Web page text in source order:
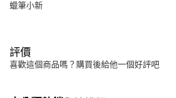
蠟筆小新
評價
喜歡這個商品嗎？購買後給他一個好評吧